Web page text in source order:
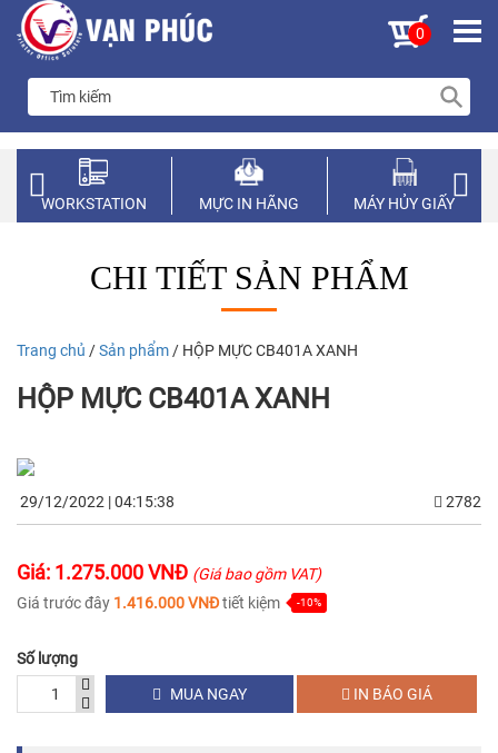
0
WORKSTATION MỰC IN HÃNG MÁY HỦY GIẤY
CHI TIẾT SẢN PHẨM
Trang chủ /Sản phẩm / HỘP MỰC CB401A XANH
HỘP MỰC CB401A XANH
29/12/2022 | 04:15:38 2782
Giá: 1.275.000 VNĐ (Giá bao gồm VAT)
Giá trước đây 1.416.000 VNĐtiết kiệm -10%
Số lượng
MUA NGAY
IN BÁO GIÁ